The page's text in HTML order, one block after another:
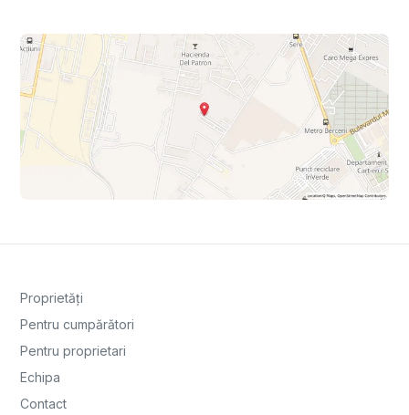
Proprietăți
Pentru cumpărători
Pentru proprietari
Echipa
Contact